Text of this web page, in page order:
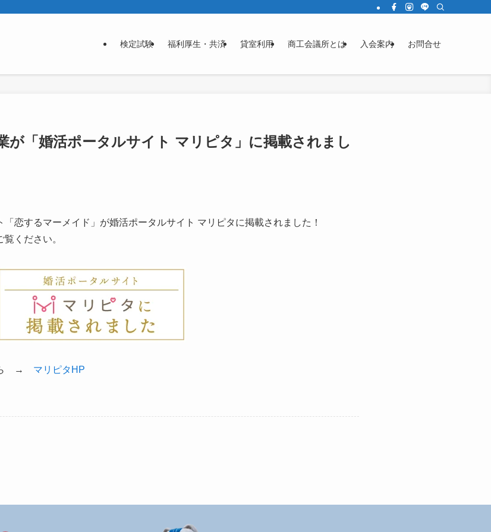
検定試験 福利厚生・共済 貸室利用 商工会議所とは 入会案内 お問合せ
が「婚活ポータルサイト マリピタ」に掲載されまし
恋するマーメイド」が婚活ポータルサイト マリピタに掲載されました！
ください。
ら → マリピタHP